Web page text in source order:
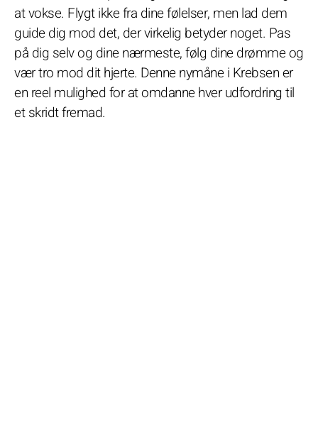
at vokse. Flygt ikke fra dine følelser, men lad dem
guide dig mod det, der virkelig betyder noget. Pas
på dig selv og dine nærmeste, følg dine drømme og
vær tro mod dit hjerte. Denne nymåne i Krebsen er
en reel mulighed for at omdanne hver udfordring til
et skridt fremad.